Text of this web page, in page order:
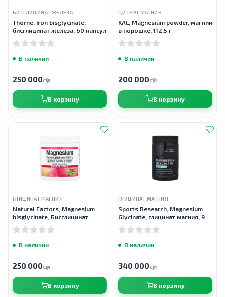
БИСГЛИЦИНАТ ЖЕЛЕЗА
Thorne, Iron bisglycinate,
бисглицинат железа, 60 капсул
В наличии
250 000сӯм
В корзину
ЦИТРАТ МАГНИЯ
KAL, Magnesium powder, магний
в порошке, 112,5 г
В наличии
200 000сӯм
В корзину
ГЛИЦИНАТ МАГНИЯ
Natural Factors, Magnesium
bisglycinate, Бисглицинат
магния, 200 мг, 120 г
В наличии
250 000сӯм
В корзину
ГЛИЦИНАТ МАГНИЯ
Sports Research, Magnesium
Glycinate, глицинат магния, 90
растительных капсул
В наличии
340 000сӯм
В корзину